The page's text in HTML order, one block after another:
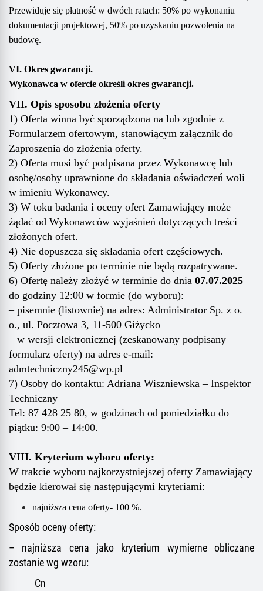
Przewiduje się płatność w dwóch ratach: 50% po wykonaniu
dokumentacji projektowej, 50% po uzyskaniu pozwolenia na
budowę.
VI. Okres gwarancji.
Wykonawca w ofercie określi okres gwarancji.
VII. Opis sposobu złożenia oferty
1) Oferta winna być sporządzona na lub zgodnie z
Formularzem ofertowym, stanowiącym załącznik do
Zaproszenia do złożenia oferty.
2) Oferta musi być podpisana przez Wykonawcę lub
osobę/osoby uprawnione do składania oświadczeń woli
w imieniu Wykonawcy.
3) W toku badania i oceny ofert Zamawiający może
żądać od Wykonawców wyjaśnień dotyczących treści
złożonych ofert.
4) Nie dopuszcza się składania ofert częściowych.
5) Oferty złożone po terminie nie będą rozpatrywane.
6) Ofertę należy złożyć w terminie do dnia 07.07.2025
do godziny 12:00 w formie (do wyboru):
– pisemnie (listownie) na adres: Administrator Sp. z o.
o., ul. Pocztowa 3, 11-500 Giżycko
– w wersji elektronicznej (zeskanowany podpisany
formularz oferty) na adres e-mail:
admtechniczny245@wp.pl
7) Osoby do kontaktu: Adriana Wiszniewska – Inspektor
Techniczny
Tel: 87 428 25 80, w godzinach od poniedziałku do
piątku: 9:00 – 14:00.
VIII. Kryterium wyboru oferty:
W trakcie wyboru najkorzystniejszej oferty Zamawiający
będzie kierował się następującymi kryteriami:
najniższa cena oferty- 100 %.
Sposób oceny oferty:
– najniższa cena jako kryterium wymierne obliczane
zostanie wg wzoru:
Cn